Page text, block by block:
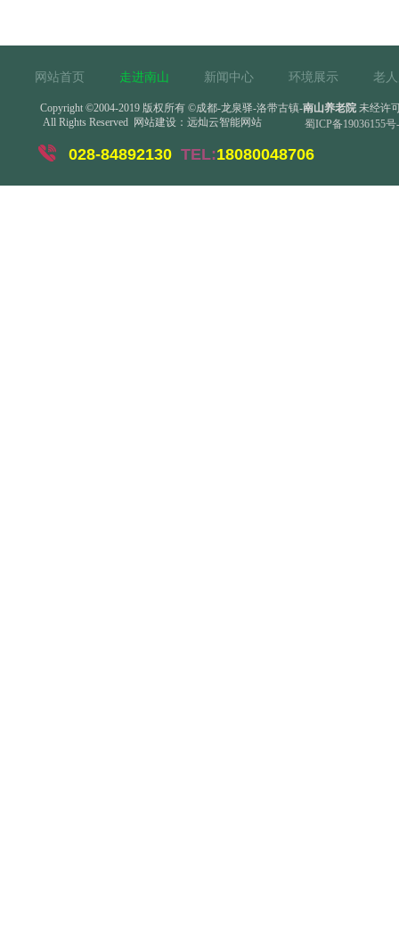
网站首页 走进南山 新闻中心 环境展示 老
蜀ICP备19036155号
Copyright ©2004-2019 版权所有 ©成都-龙泉驿-洛带古镇-南山养老院 未经许
All Rights Reserved 网站建设： 远灿云智能网站
028-84892130 TEL:18080048706